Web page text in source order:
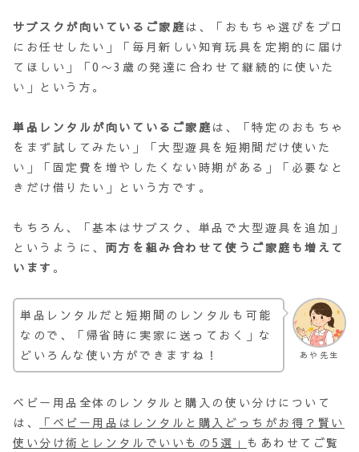
サブスクが向いているご家庭は、「おもちゃ選びをプロ
にお任せしたい」「毎月新しい知育玩具を定期的に届け
てほしい」「0〜3歳の発達に合わせて継続的に使いた
い」という方。
単品レンタルが向いているご家庭は、「特定のおもちゃ
をまず試してみたい」「大型遊具を短期間だけ使いた
い」「固定費を増やしたくない時期がある」「必要なと
きだけ借りたい」という方です。
もちろん、「基本はサブスク、単品で大型遊具を追加」
というように、 両方を組み合わせて使うご家庭も増えて
います 。
あや先生
単品レンタルだと短期間のレンタルも可能
なので、「帰省時に実家に送っておく」な
どいろんな使い方ができますね！
ベビー用品全体のレンタルと購入の使い分けについて
は、
「ベビー用品はレンタルと購入どっちがお得？賢い
使い分け術とレンタルでいいもの5選」 もあわせてご覧